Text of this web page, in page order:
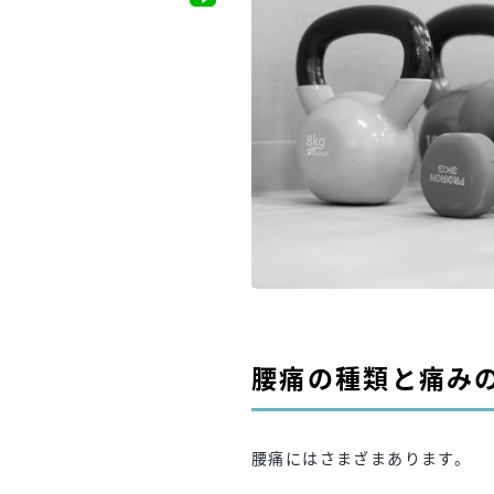
腰痛の種類と痛み
腰痛にはさまざまあります。